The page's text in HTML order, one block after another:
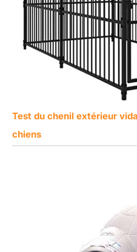
Test du chenil extérieur
chiens